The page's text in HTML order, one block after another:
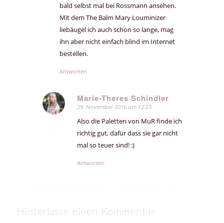
bald selbst mal bei Rossmann ansehen.
Mit dem The Balm Mary Louminizer
liebäugel ich auch schon so lange, mag
ihn aber nicht einfach blind im Internet
bestellen.
Antworten
Marie-Theres Schindler
sagte:
29. November 2016 um 12:23
Also die Paletten von MuR finde ich
richtig gut, dafür dass sie gar nicht
mal so teuer sind! :)
Antworten
Hinterlasse einen Kommentar